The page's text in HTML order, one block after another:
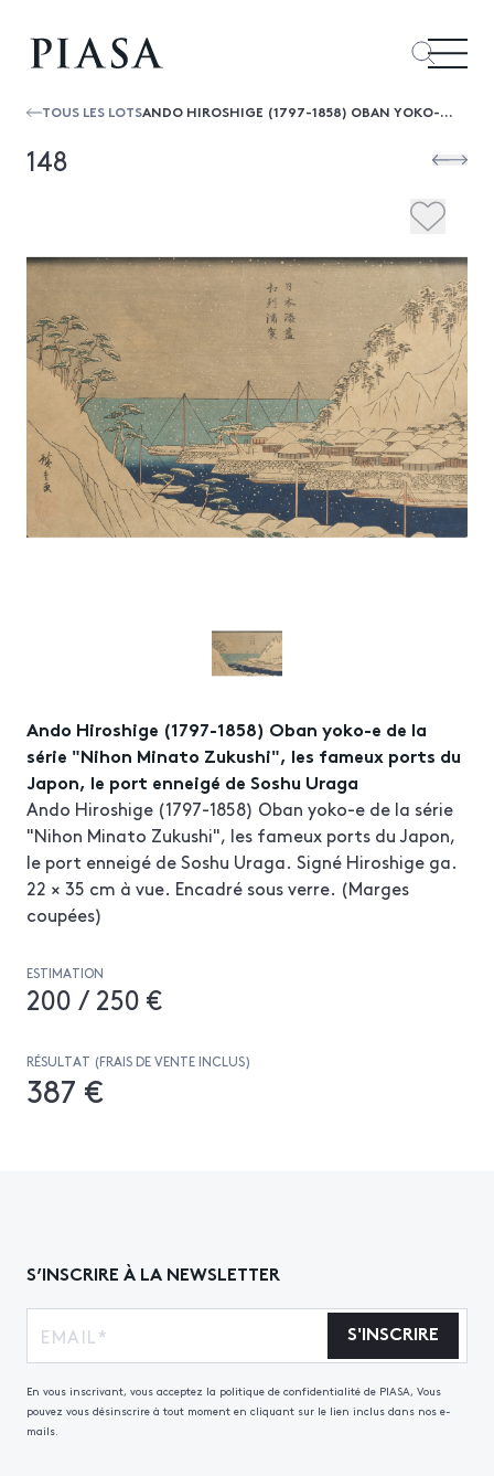
TOUS LES LOTS ANDO HIROSHIGE (1797-1858) OBAN YOKO-E DE LA SÉRIE "NIHON MINATO ZUKUSHI", LES FAMEUX PORTS DU JAPON, LE PORT ENNEIGÉ DE SOSHU URAGA
148
Ando Hiroshige (1797-1858) Oban yoko-e de la
série "Nihon Minato Zukushi", les fameux ports du
Japon, le port enneigé de Soshu Uraga
Ando Hiroshige (1797-1858) Oban yoko-e de la série
"Nihon Minato Zukushi", les fameux ports du Japon,
le port enneigé de Soshu Uraga. Signé Hiroshige ga.
22 × 35 cm à vue. Encadré sous verre. (Marges
coupées)
ESTIMATION
200 / 250 €
RÉSULTAT (FRAIS DE VENTE INCLUS)
387 €
S’INSCRIRE À LA NEWSLETTER
S'INSCRIRE
En vous inscrivant, vous acceptez la politique de confidentialité de PIASA, Vous
pouvez vous désinscrire à tout moment en cliquant sur le lien inclus dans nos e-
mails.